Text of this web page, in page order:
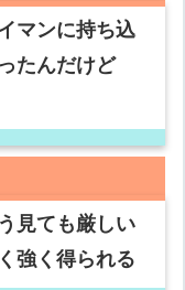
マンに持ち込
たんだけど
見ても厳しい
強く得られる